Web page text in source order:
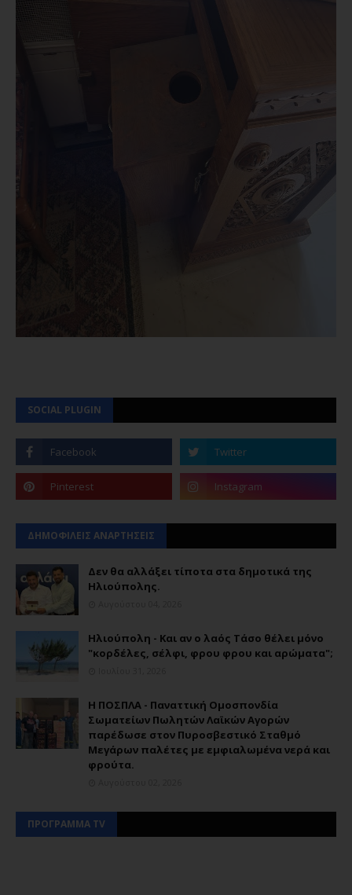
SOCIAL PLUGIN
ΔΗΜΟΦΙΛΕΙΣ ΑΝΑΡΤΗΣΕΙΣ
Δεν θα αλλάξει τίποτα στα δημοτικά της
Ηλιούπολης.
Ηλιούπολη - Και αν ο λαός Τάσο θέλει μόνο
"κορδέλες, σέλφι, φρου φρου και αρώματα";
Η ΠΟΣΠΛΑ - Παναττική Ομοσπονδία
Σωματείων Πωλητών Λαϊκών Αγορών
παρέδωσε στον Πυροσβεστικό Σταθμό
Μεγάρων παλέτες με εμφιαλωμένα νερά και
φρούτα.
ΠΡΟΓΡΑΜΜΑ TV